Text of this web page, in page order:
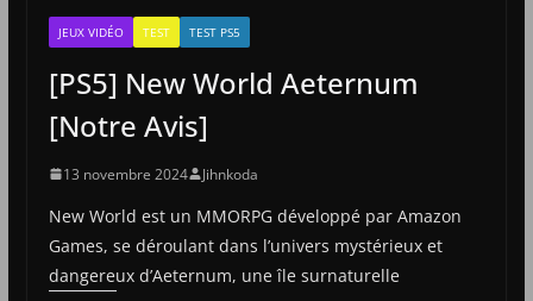
JEUX VIDÉO TEST TEST PS5
[PS5] New World Aeternum
[Notre Avis]
13 novembre 2024 Jihnkoda
New World est un MMORPG développé par Amazon
Games, se déroulant dans l’univers mystérieux et
dangereux d’Aeternum, une île surnaturelle